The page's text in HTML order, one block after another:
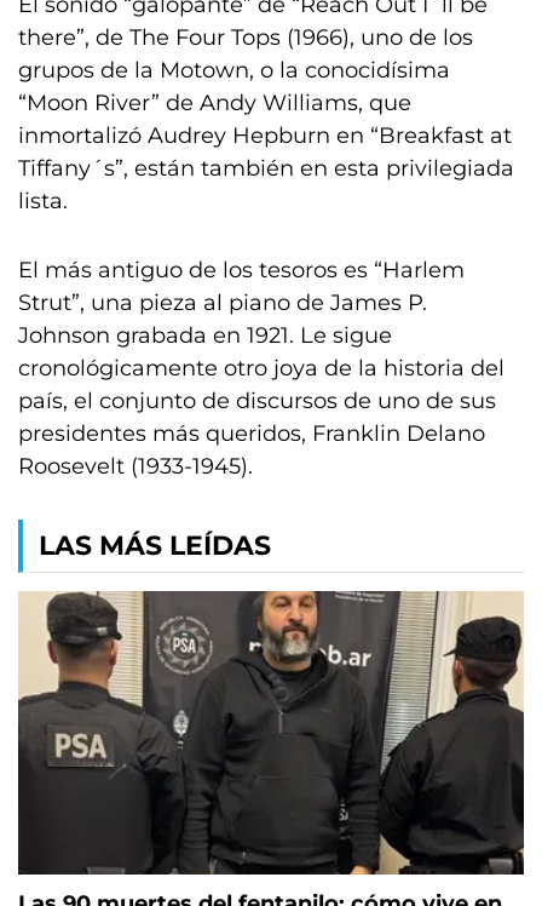
there”, de The Four Tops (1966), uno de los
grupos de la Motown, o la conocidísima
“Moon River” de Andy Williams, que
inmortalizó Audrey Hepburn en “Breakfast at
Tiffany´s”, están también en esta privilegiada
lista.
El más antiguo de los tesoros es “Harlem
Strut”, una pieza al piano de James P.
Johnson grabada en 1921. Le sigue
cronológicamente otro joya de la historia del
país, el conjunto de discursos de uno de sus
presidentes más queridos, Franklin Delano
Roosevelt (1933-1945).
LAS MÁS LEÍDAS